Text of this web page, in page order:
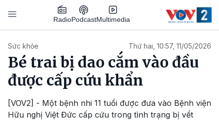
Nhảy đến nội dung
RadioPodcastMultimedia
Sức khỏe Thứ hai, 10:57, 11/05/2026
Bé trai bị dao cắm vào đầu
được cấp cứu khẩn
[VOV2] - Một bệnh nhi 11 tuổi được đưa vào Bệnh viện
Hữu nghị Việt Đức cấp cứu trong tình trạng bị vết